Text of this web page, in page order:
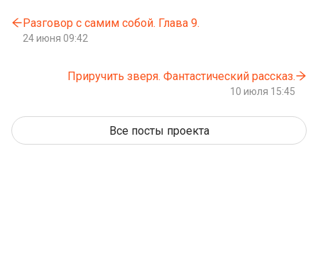
Разговор с самим собой. Глава 9.
24 июня 09:42
Приручить зверя. Фантастический рассказ.
10 июля 15:45
Все посты проекта